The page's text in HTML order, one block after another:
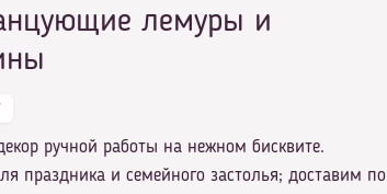
лемуры и
ручной работы на нежном бисквите.
праздника и семейного застолья; доставим по